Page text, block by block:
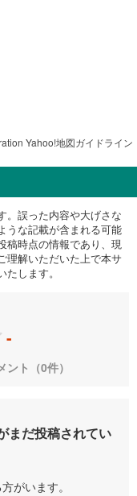
Yahoo!地図ガイドライン
。誤った内容や大げさな
うな記載が含まれる可能
稿時点の情報であり、現
理解いただいた上で本サ
します。
-
ント（0件）
まだ投稿されてい
がいます。